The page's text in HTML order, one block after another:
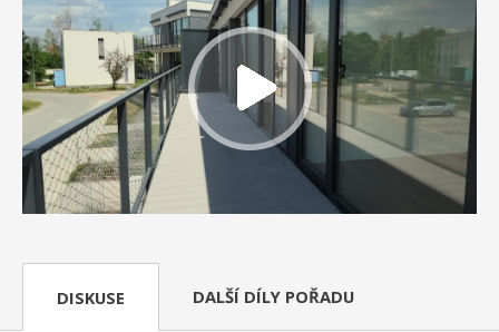
DISKUSE DALŠÍ DÍLY POŘADU